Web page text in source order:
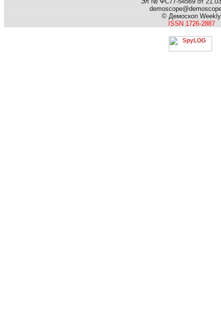
© Демоскоп Weekly
ISSN 1726-2887